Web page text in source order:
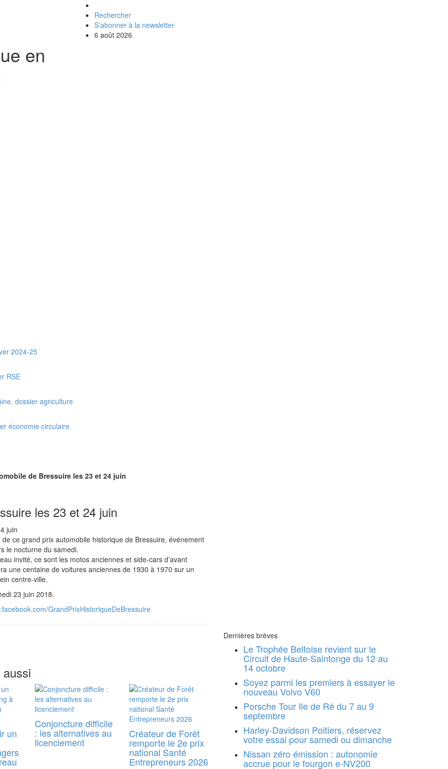
en
Rechercher
S’abonner à la newsletter
6 août 2026
de Bressuire les 23 et 24 juin
les 23 et 24 juin
de ce grand prix automobile historique de Bressuire, événement
le nocturne du samedi.
invité, ce sont les motos anciennes et side-cars d’avant
une centaine de voitures anciennes de 1930 à 1970 sur un
centre-ville.
23 juin 2018.
GrandPrixHistoriqueDeBressuire
un
Conjoncture difficile
: les alternatives au
licenciement
Créateur de Forêt
remporte le 2e prix
national Santé
Entrepreneurs 2026
Dernières brèves
Le Trophée Beltoise revient sur le
Circuit de Haute-Saintonge du 12 au
14 octobre
Soyez parmi les premiers à essayer le
nouveau Volvo V60
Porsche Tour Ile de Ré du 7 au 9
septembre
Harley-Davidson Poitiers, réservez
votre essai pour samedi ou dimanche
Nissan zéro émission : autonomie
accrue pour le fourgon e-NV200